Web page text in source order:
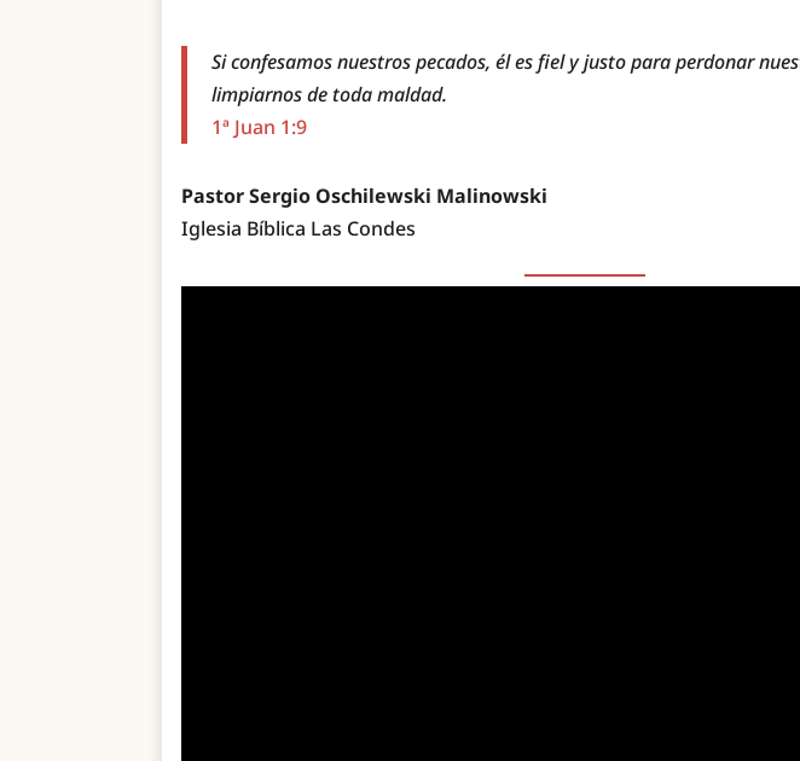
Si confesamos nuestros pecados, él es fiel y justo para perdonar
limpiarnos de toda maldad.
1ª Juan 1:9
Pastor Sergio Oschilewski Malinowski
Iglesia Bíblica Las Condes